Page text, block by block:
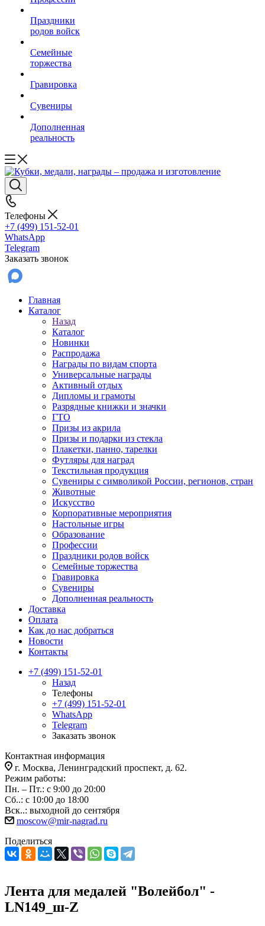
Праздники
родов войск
Семейные
торжества
Гравировка
Сувениры
Дополненная
реальность
Телефоны
+7 (499) 151-52-01
WhatsApp
Telegram
Заказать звонок
Главная
Каталог
Назад
Каталог
Новинки
Распродажа
Награды по видам спорта
Универсальные награды
Активный отдых
Дипломы и грамоты
Разрядные книжки и значки
ГТО
Призы из акрила
Призы и подарки из стекла
Плакетки, панно, тарелки
Футляры для наград
Текстильная продукция
Сувениры с символикой России, регионов, стран
Животные
Искусство
Корпоративные мероприятия
Настольные игры
Образование
Профессии
Праздники родов войск
Семейные торжества
Гравировка
Сувениры
Дополненная реальность
Доставка
Оплата
Как до нас добраться
Новости
Контакты
+7 (499) 151-52-01
Назад
Телефоны
+7 (499) 151-52-01
WhatsApp
Telegram
Заказать звонок
Контактная информация
г. Москва, Ленинградский проспект, д. 62.
Режим работы:
Пн. – Пт.: с 9:00 до 20:00
Сб..: с 10:00 до 18:00
Вск..: выходной до сентября
moscow@mir-nagrad.ru
Поделиться
Лента для медалей "Волейбол" -
LN149_ш-Z